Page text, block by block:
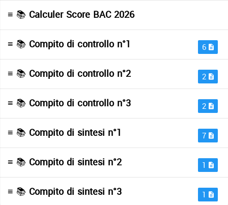
≡ 📚 Calculer Score BAC 2026
≡ 📚 Compito di controllo n°1 6
≡ 📚 Compito di controllo n°2 2
≡ 📚 Compito di controllo n°3 2
≡ 📚 Compito di sintesi n°1 7
≡ 📚 Compito di sintesi n°2 1
≡ 📚 Compito di sintesi n°3 1